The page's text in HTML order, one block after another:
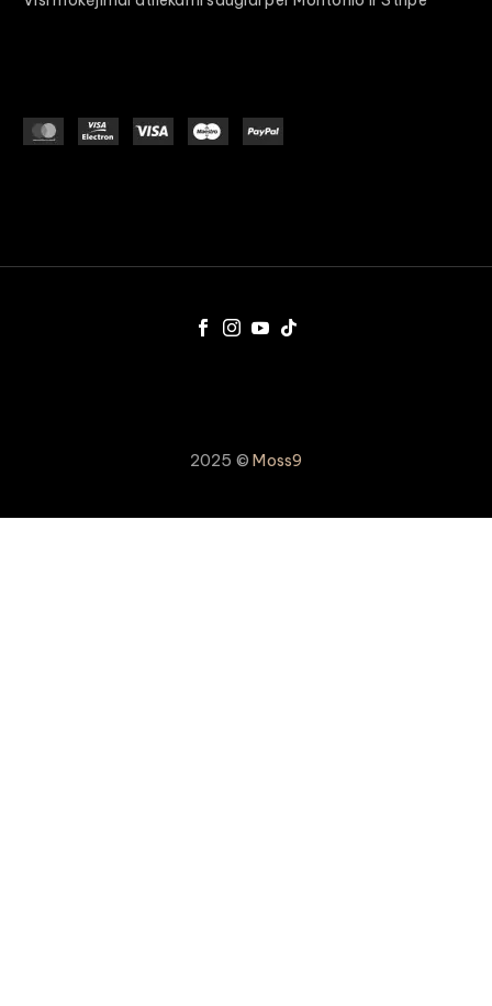
2025 ©Moss9